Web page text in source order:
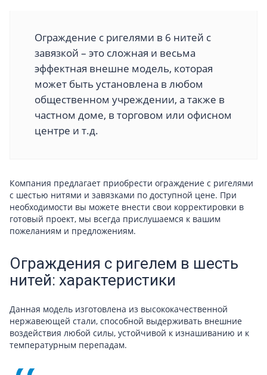
Ограждение с ригелями в 6 нитей с
завязкой – это сложная и весьма
эффектная внешне модель, которая
может быть установлена в любом
общественном учреждении, а также в
частном доме, в торговом или офисном
центре и т.д.
Компания предлагает приобрести ограждение с ригелями
с шестью нитями и завязками по доступной цене. При
необходимости вы можете внести свои корректировки в
готовый проект, мы всегда прислушаемся к вашим
пожеланиям и предложениям.
Ограждения с ригелем в шесть
нитей: характеристики
Данная модель изготовлена из высококачественной
нержавеющей стали, способной выдерживать внешние
воздействия любой силы, устойчивой к изнашиванию и к
температурным перепадам.